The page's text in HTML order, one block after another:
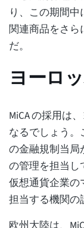
り、この期間中
関連商品をさら
だ。
ヨーロ
MiCA の採用は
なるでしょう
の金融規制当局
の管理を担当し
仮想通貨企業の
担当する機関の